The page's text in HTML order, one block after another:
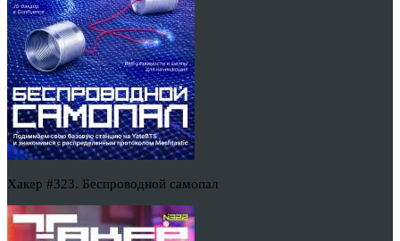
Хакер #323. Беспроводной самопал